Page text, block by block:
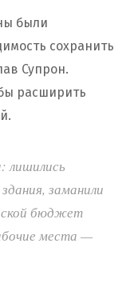
были
сохранить
Супрон.
расширить
лишились
заманили
бюджет
места —